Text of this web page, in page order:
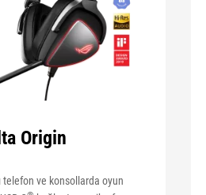
Origin
telefon ve konsollarda oyun